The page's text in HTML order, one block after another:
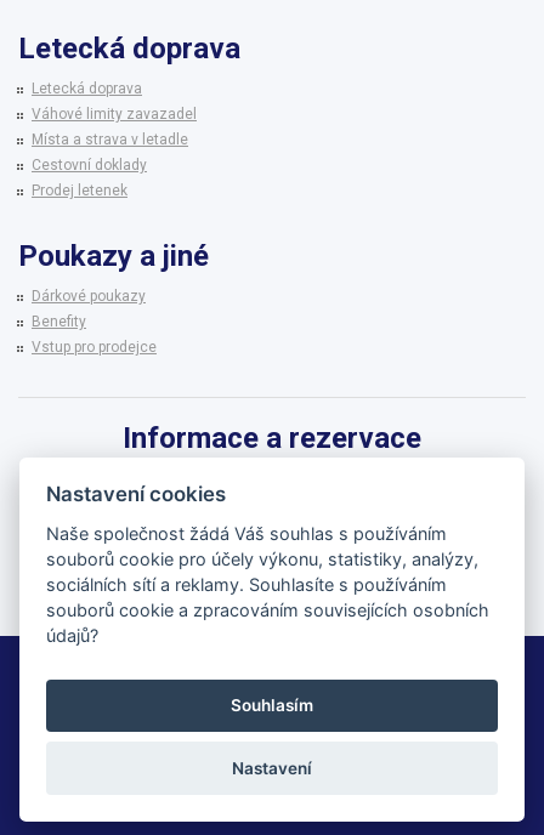
Letecká doprava
Letecká doprava
Váhové limity zavazadel
Místa a strava v letadle
Cestovní doklady
Prodej letenek
Poukazy a jiné
Dárkové poukazy
Benefity
Vstup pro prodejce
Informace a rezervace
542 215 256
brenna@brenna.cz
BRENNA cestovní kancelář
Nastavení cookies
Naše společnost žádá Váš souhlas s používáním
souborů cookie pro účely výkonu, statistiky, analýzy,
sociálních sítí a reklamy. Souhlasíte s používáním
souborů cookie a zpracováním souvisejících osobních
údajů?
Souhlasím
Nastavení